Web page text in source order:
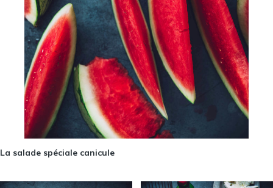
La salade spéciale canicule